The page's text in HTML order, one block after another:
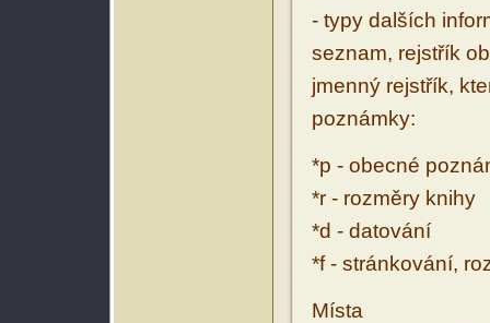
- typy dalších
seznam, rejstřík
jmenný rejstřík,
poznámky:
*p - obecné
*r - rozměry knihy
*d - datování
*f - stránkování,
Místa